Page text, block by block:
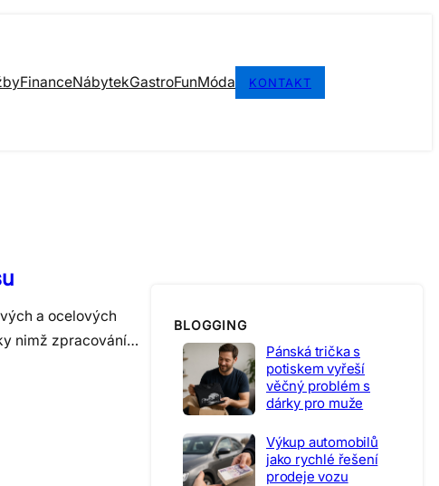
FinanceNábytekGastroFunMóda KONTAKT
a ocelových
nimž zpracování…
BLOGGING
Pánská trička s
potiskem vyřeší
věčný problém s
dárky pro muže
Výkup automobilů
jako rychlé řešení
prodeje vozu